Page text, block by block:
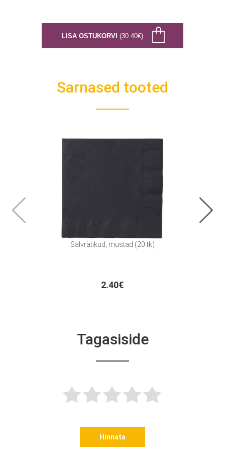
LISA OSTUKORVI (30.40€)
Sarnased tooted
Salvrätikud, mustad (20 tk)
2.40€
Tagasiside
Hinnata